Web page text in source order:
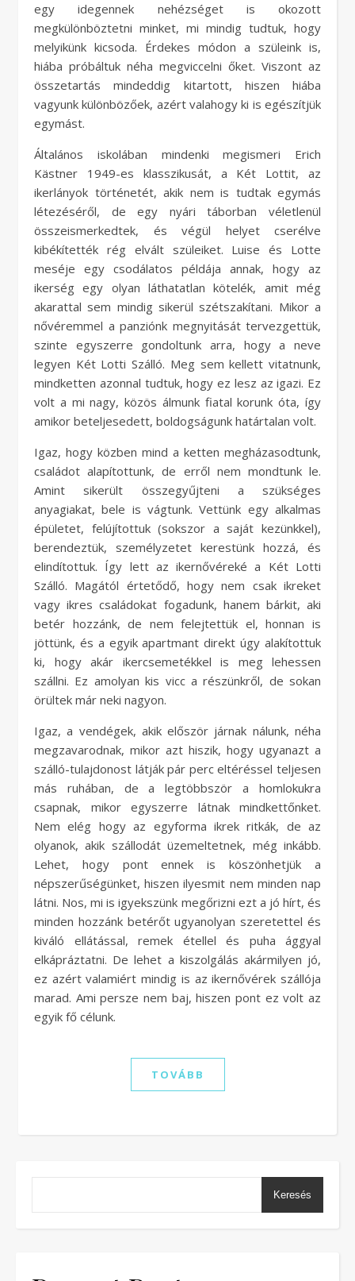
egy idegennek nehézséget is okozott
megkülönböztetni minket, mi mindig tudtuk, hogy
melyikünk kicsoda. Érdekes módon a szüleink is,
hiába próbáltuk néha megviccelni őket. Viszont az
összetartás mindeddig kitartott, hiszen hiába
vagyunk különbözőek, azért valahogy ki is egészítjük
egymást.
Általános iskolában mindenki megismeri Erich
Kästner 1949-es klasszikusát, a Két Lottit, az
ikerlányok történetét, akik nem is tudtak egymás
létezéséről, de egy nyári táborban véletlenül
összeismerkedtek, és végül helyet cserélve
kibékítették rég elvált szüleiket. Luise és Lotte
meséje egy csodálatos példája annak, hogy az
ikerség egy olyan láthatatlan kötelék, amit még
akarattal sem mindig sikerül szétszakítani. Mikor a
nővéremmel a panziónk megnyitását tervezgettük,
szinte egyszerre gondoltunk arra, hogy a neve
legyen Két Lotti Szálló. Meg sem kellett vitatnunk,
mindketten azonnal tudtuk, hogy ez lesz az igazi. Ez
volt a mi nagy, közös álmunk fiatal korunk óta, így
amikor beteljesedett, boldogságunk határtalan volt.
Igaz, hogy közben mind a ketten megházasodtunk,
családot alapítottunk, de erről nem mondtunk le.
Amint sikerült összegyűjteni a szükséges
anyagiakat, bele is vágtunk. Vettünk egy alkalmas
épületet, felújítottuk (sokszor a saját kezünkkel),
berendeztük, személyzetet kerestünk hozzá, és
elindítottuk. Így lett az ikernővéreké a Két Lotti
Szálló. Magától értetődő, hogy nem csak ikreket
vagy ikres családokat fogadunk, hanem bárkit, aki
betér hozzánk, de nem felejtettük el, honnan is
jöttünk, és a egyik apartmant direkt úgy alakítottuk
ki, hogy akár ikercsemetékkel is meg lehessen
szállni. Ez amolyan kis vicc a részünkről, de sokan
örültek már neki nagyon.
Igaz, a vendégek, akik először járnak nálunk, néha
megzavarodnak, mikor azt hiszik, hogy ugyanazt a
szálló-tulajdonost látják pár perc eltéréssel teljesen
más ruhában, de a legtöbbször a homlokukra
csapnak, mikor egyszerre látnak mindkettőnket.
Nem elég hogy az egyforma ikrek ritkák, de az
olyanok, akik szállodát üzemeltetnek, még inkább.
Lehet, hogy pont ennek is köszönhetjük a
népszerűségünket, hiszen ilyesmit nem minden nap
látni. Nos, mi is igyekszünk megőrizni ezt a jó hírt, és
minden hozzánk betérőt ugyanolyan szeretettel és
kiváló ellátással, remek étellel és puha ággyal
elkápráztatni. De lehet a kiszolgálás akármilyen jó,
ez azért valamiért mindig is az ikernővérek szállója
marad. Ami persze nem baj, hiszen pont ez volt az
egyik fő célunk.
TOVÁBB
Keresés